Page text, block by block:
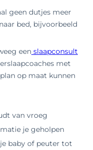
geen dutjes meer
bed, bijvoorbeeld
een slaapconsult
met
op maat kunnen
van vroeg
je geholpen
baby of peuter tot